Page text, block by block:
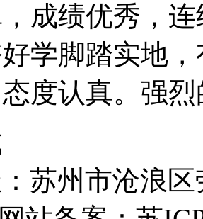
成绩优秀，
学脚踏实地
度认真。强
苏州市沧浪